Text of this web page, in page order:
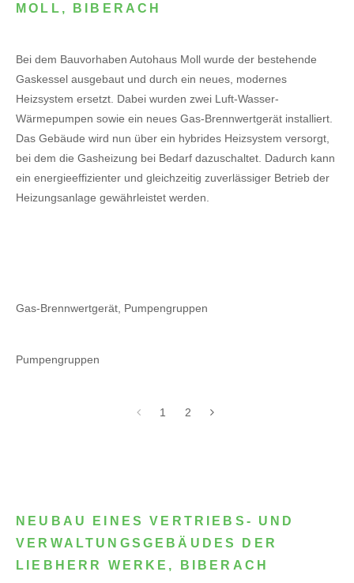
MOLL, BIBERACH
Bei dem Bauvorhaben Autohaus Moll wurde der bestehende
Gaskessel ausgebaut und durch ein neues, modernes
Heizsystem ersetzt. Dabei wurden zwei Luft-Wasser-
Wärmepumpen sowie ein neues Gas-Brennwertgerät installiert.
Das Gebäude wird nun über ein hybrides Heizsystem versorgt,
bei dem die Gasheizung bei Bedarf dazuschaltet. Dadurch kann
ein energieeffizienter und gleichzeitig zuverlässiger Betrieb der
Heizungsanlage gewährleistet werden.
Gas-Brennwertgerät, Pumpengruppen
Pumpengruppen
1 2
NEUBAU EINES VERTRIEBS- UND
VERWALTUNGSGEBÄUDES DER
LIEBHERR WERKE, BIBERACH